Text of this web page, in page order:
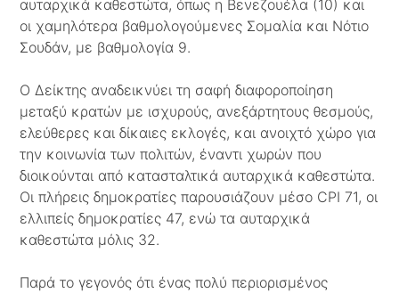
αυταρχικά καθεστώτα, όπως η Βενεζουέλα (10) και
οι χαμηλότερα βαθμολογούμενες Σομαλία και Νότιο
Σουδάν, με βαθμολογία 9.
Ο Δείκτης αναδεικνύει τη σαφή διαφοροποίηση
μεταξύ κρατών με ισχυρούς, ανεξάρτητους θεσμούς,
ελεύθερες και δίκαιες εκλογές, και ανοιχτό χώρο για
την κοινωνία των πολιτών, έναντι χωρών που
διοικούνται από κατασταλτικά αυταρχικά καθεστώτα.
Οι πλήρεις δημοκρατίες παρουσιάζουν μέσο CPI 71, οι
ελλιπείς δημοκρατίες 47, ενώ τα αυταρχικά
καθεστώτα μόλις 32.
Παρά το γεγονός ότι ένας πολύ περιορισμένος